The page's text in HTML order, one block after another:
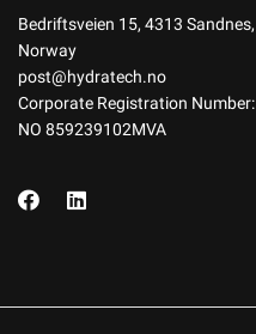
Bedriftsveien 15, 4313 Sandnes,
Norway
post@hydratech.no
Corporate Registration Number:
NO 859239102MVA